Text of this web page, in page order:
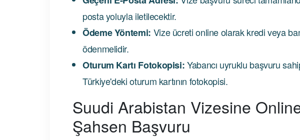
posta yoluyla iletilecektir.
Ödeme Yöntemi: Vize ücreti online olarak kredi veya
ödenmelidir.
Oturum Kartı Fotokopisi:Yabancı uyruklu başvuru
Türkiye'deki oturum kartının fotokopisi.
Suudi Arabistan Vizesine
Şahsen Başvuru